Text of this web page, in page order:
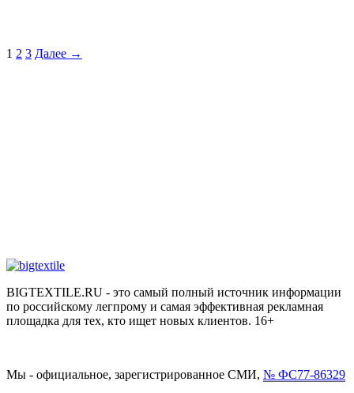
1 2 3 Далее →
BIGTEXTILE.RU - это самый полный источник информации
по российскому легпрому и самая эффективная рекламная
площадка для тех, кто ищет новых клиентов. 16+
Мы - официальное, зарегистрированное СМИ, № ФС77-86329